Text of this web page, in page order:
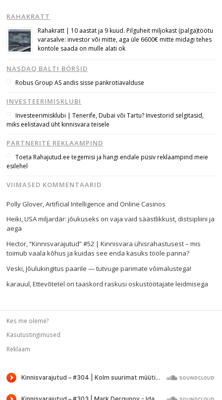
RAHAKRATT
Rahakratt | 10 aastat ja 9 kuud. Pilguheit miljokast (palga)töötu
varasalve: investor või mitte, aga üle 6600€ mitte midagi tehes
kontole saada on mulle alati ok
NASDAQ BALTI BÖRSID
Robus Group AS andis sisse pankrotiavalduse
INVESTEERIMISKLUBI
Investeerimisklubi | Tenerife, Dubai või Tartu? Investorid selgitasid,
miks eelistavad üht kinnisvara teisele
PARTNERITE REKLAAMPIND
Toeta Rahajutud.ee tegemisi ja hangi endale püsiv reklaampind meie
esilehel
VIIMASED KOMMENTAARID
Polly Glover,Artificial Intelligence and Online Casinos
Heiki,USA miljardär: jõukuseks on vaja vaid säästlikkust, distsipliini ja
aega
Hector,“Kinnisvarajutud” #52 | Kinnisvara ühisrahastusest – mis
toimub vaala kõhus ja kuidas see enda kasuks tööle panna?
Veski,Jõulukingitus paarile — tutvuge parimate võimalustega!
karauul ,Ettevõtetel on taaskord raskusi oskustöötajate leidmisega
Kes me oleme?
Kasutustingimused
Reklaam